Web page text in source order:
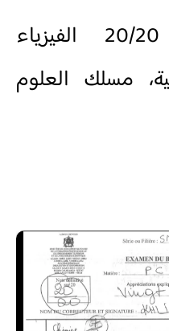
الإنجاز النموذجي 20/20 الفيزياء
مسلك العلوم